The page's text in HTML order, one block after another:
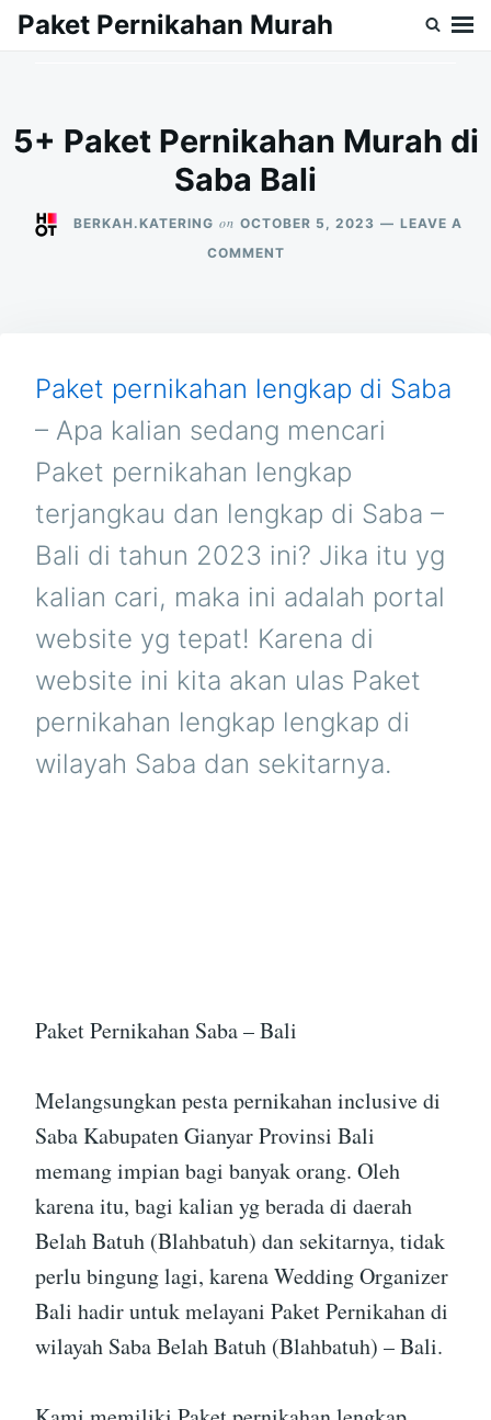
SkipSearch
Paket Pernikahan Murah
5+ Paket Pernikahan Murah di
Saba Bali
BERKAH.KATERING on OCTOBER 5, 2023
LEAVE A
COMMENTON
SABA
BALI
Paket pernikahan lengkap di Saba
– Apa kalian sedang mencari
Paket pernikahan lengkap
terjangkau dan lengkap di Saba –
Bali di tahun 2023 ini? Jika itu yg
kalian cari, maka ini adalah portal
website yg tepat! Karena di
website ini kita akan ulas Paket
pernikahan lengkap lengkap di
wilayah Saba dan sekitarnya.
Paket Pernikahan Saba – Bali
Melangsungkan pesta pernikahan inclusive di
Saba Kabupaten Gianyar Provinsi Bali
memang impian bagi banyak orang. Oleh
karena itu, bagi kalian yg berada di daerah
Belah Batuh (Blahbatuh) dan sekitarnya, tidak
perlu bingung lagi, karena Wedding Organizer
Bali hadir untuk melayani Paket Pernikahan di
wilayah Saba Belah Batuh (Blahbatuh) – Bali.